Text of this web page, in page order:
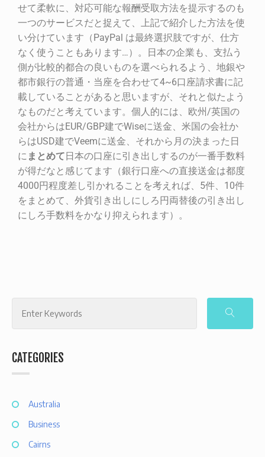
せて柔軟に、対応可能な報酬受取方法を提示するのも
一つのサービスだと捉えて、上記で紹介した方法を使
い分けています（PayPal は最終選択肢ですが、仕方
なく使うこともあります…）。日本の企業も、支払う
側が比較的都合の良いものを選べられるよう、地銀や
都市銀行の普通・当座を合わせて4~6口座請求書に記
載していることがあると思いますが、それと似たよう
なものだと考えています。個人的には、欧州/英国の
会社からはEUR/GBP建でWiseに送金、米国の会社か
らはUSD建でVeemに送金、それから月の決まった日
に まとめて 日本の口座に引き出しするのが一番手数料
が得だなと感じてます（銀行口座への直接送金は都度
4000円程度差し引かれることを考えれば、5件、10件
をまとめて、外貨引き出しにしろ円両替後の引き出し
にしろ手数料をかなり抑えられます）。
CATEGORIES
Australia
Business
Cairns